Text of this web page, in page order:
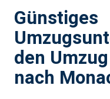
Günstiges
den
nach